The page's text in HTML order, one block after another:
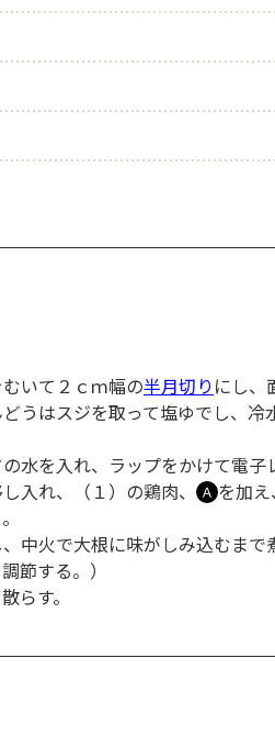
いて２ｃｍ幅の半月切り にし、
うはスジを取って塩ゆでし、冷
水を入れ、ラップをかけて電子
入れ、（１）の鶏肉、
Ａ を加
中火で大根に味がしみ込むまで
節する。）
らす。